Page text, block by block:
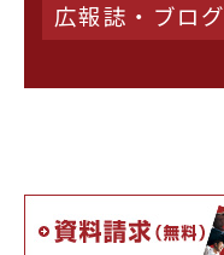
広報誌・ブログ